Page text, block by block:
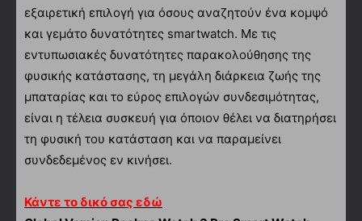
εξαιρετική επιλογή για όσους αναζητούν ένα κομψό
και γεμάτο δυνατότητες smartwatch. Με τις
εντυπωσιακές δυνατότητες παρακολούθησης της
φυσικής κατάστασης, τη μεγάλη διάρκεια ζωής της
μπαταρίας και το εύρος επιλογών συνδεσιμότητας,
είναι η τέλεια συσκευή για όποιον θέλει να διατηρήσει
τη φυσική του κατάσταση και να παραμείνει
συνδεδεμένος εν κινήσει.
Κάντε το δικό σας εδώ